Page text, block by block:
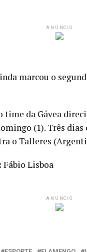
ANÚNCIO
marcou o
da Gávea
(1). Três
o Talleres
Fábio Lisboa
ANÚNCIO